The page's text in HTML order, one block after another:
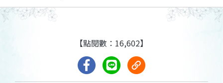
【點閱數：16,602】